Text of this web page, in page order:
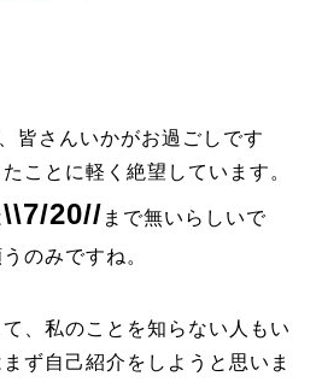
皆さんいかがお過ごしです
ことに軽く絶望しています。
\\7/20// まで無いらしいで
のみですね。
、私のことを知らない人もい
ず自己紹介をしようと思いま